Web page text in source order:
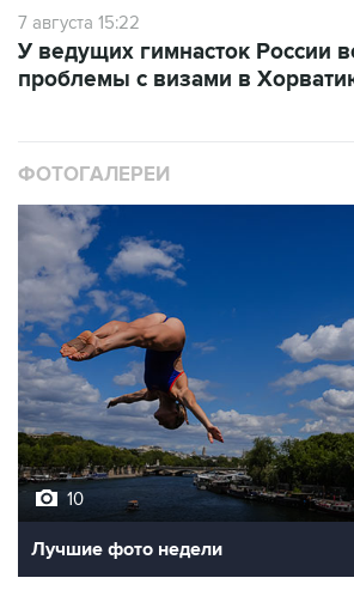
7 августа 15:22
У ведущих гимнасток России
проблемы с визами в
ФОТОГАЛЕРЕИ
10
Лучшие фото недели